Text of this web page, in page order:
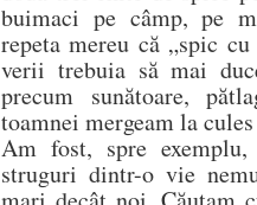
buimaci pe câmp, pe
repeta mereu că „spic
verii trebuia să mai
precum sunătoare,
toamnei mergeam la
Am fost, spre
struguri dintr-o vie